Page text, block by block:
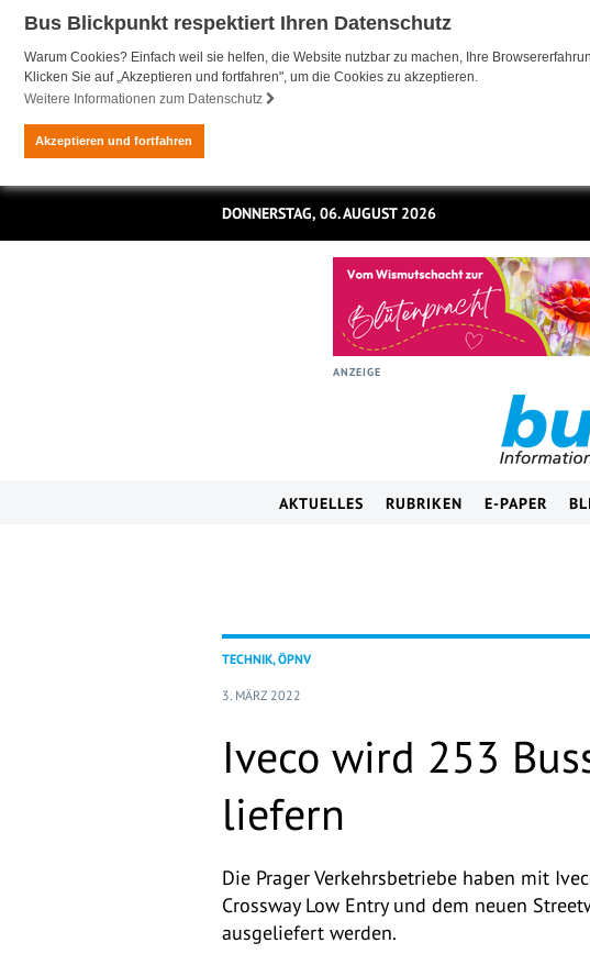
Bus Blickpunkt respektiert Ihren Datenschutz
Warum Cookies? Einfach weil sie helfen, die Website nutzbar zu machen, Ihre
Klicken Sie auf „Akzeptieren und fortfahren", um die Cookies zu akzeptieren.
Weitere Informationen zum Datenschutz
Akzeptieren und fortfahren
DONNERSTAG, 06. AUGUST 2026
ANZEIGE
AKTUELLES RUBRIKEN E-PAPER
TECHNIK, ÖPNV
3. MÄRZ 2022
Iveco wird 253
liefern
Die Prager Verkehrsbetriebe haben mit
Crossway Low Entry und dem neuen
ausgeliefert werden.